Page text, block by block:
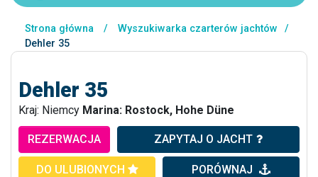
Strona główna / Wyszukiwarka czarterów jachtów
/
Dehler 35
Dehler 35
Kraj: Niemcy Marina: Rostock, Hohe Düne
REZERWACJA ZAPYTAJ O JACHT
DO ULUBIONYCH PORÓWNAJ